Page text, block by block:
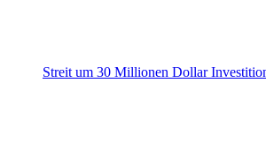
Streit um 30 Millionen Dollar